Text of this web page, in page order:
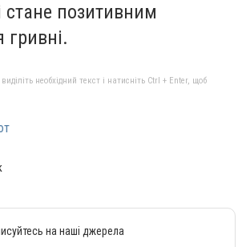
стане позитивним
необхідний текст і натисніть Ctrl + Enter, щоб
на наші джерела